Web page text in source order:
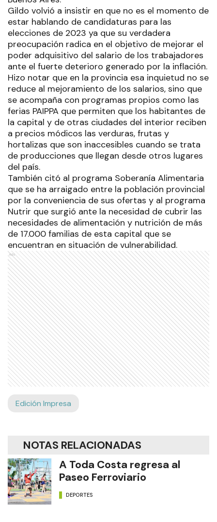
Gildo volvió a insistir en que no es el momento de
estar hablando de candidaturas para las
elecciones de 2023 ya que su verdadera
preocupación radica en el objetivo de mejorar el
poder adquisitivo del salario de los trabajadores
ante el fuerte deterioro generado por la inflación.
Hizo notar que en la provincia esa inquietud no se
reduce al mejoramiento de los salarios, sino que
se acompaña con programas propios como las
ferias PAIPPA que permiten que los habitantes de
la capital y de otras ciudades del interior reciben
a precios módicos las verduras, frutas y
hortalizas que son inaccesibles cuando se trata
de producciones que llegan desde otros lugares
del país.
También citó al programa Soberanía Alimentaria
que se ha arraigado entre la población provincial
por la conveniencia de sus ofertas y al programa
Nutrir que surgió ante la necesidad de cubrir las
necesidades de alimentación y nutrición de más
de 17.000 familias de esta capital que se
encuentran en situación de vulnerabilidad.
Ads
Edición Impresa
NOTAS RELACIONADAS
A Toda Costa regresa al
Paseo Ferroviario
DEPORTES